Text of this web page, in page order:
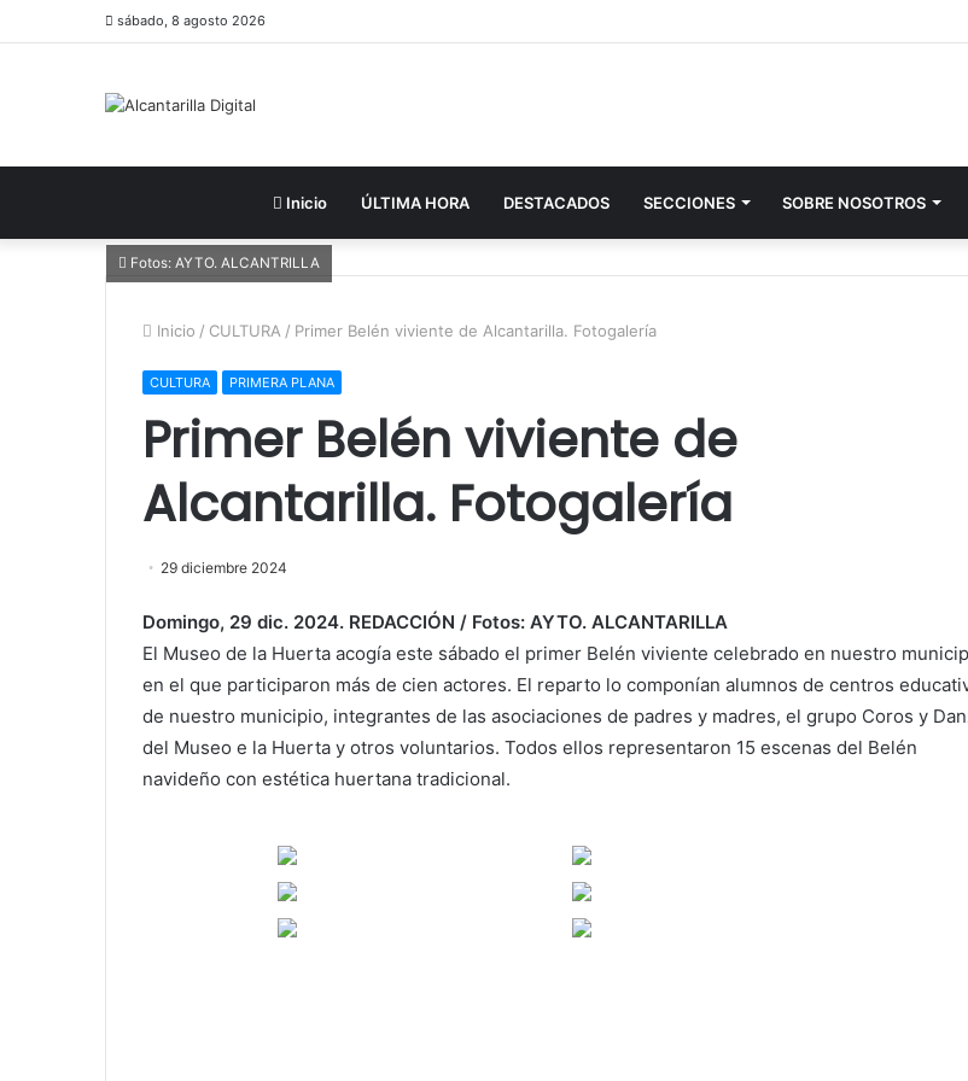
sábado, 8 agosto 2026
Inicio ÚLTIMA HORA DESTACADOS SECCIONES SOBRE NOSOTROS
Fotos: AYTO. ALCANTRILLA
Inicio / CULTURA / Primer Belén viviente de Alcantarilla. Fotogalería
CULTURA PRIMERA PLANA
Primer Belén viviente de
Alcantarilla. Fotogalería
29 diciembre 2024
Domingo, 29 dic. 2024. REDACCIÓN / Fotos: AYTO. ALCANTARILLA
El Museo de la Huerta acogía este sábado el primer Belén viviente celebrado en nuestro
en el que participaron más de cien actores. El reparto lo componían alumnos de centros
de nuestro municipio, integrantes de las asociaciones de padres y madres, el grupo Coros y
del Museo e la Huerta y otros voluntarios. Todos ellos representaron 15 escenas del Belén
navideño con estética huertana tradicional.